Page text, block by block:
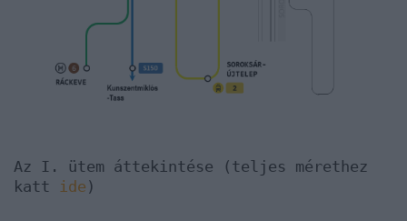
Az I. ütem áttekintése (teljes mérethez
katt ide )